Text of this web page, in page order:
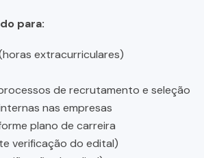
para:
extracurriculares)
de recrutamento e seleção
nas empresas
plano de carreira
verificação do edital)